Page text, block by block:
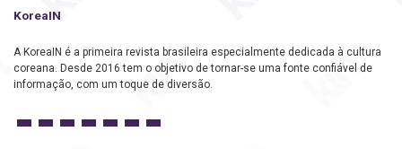
KoreaIN
A KoreaIN é a primeira revista brasileira especialmente dedicada à cultura
coreana. Desde 2016 tem o objetivo de tornar-se uma fonte confiável de
informação, com um toque de diversão.